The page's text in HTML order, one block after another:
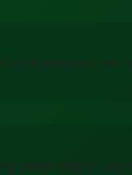
hiện trên báo cáo
pháp Media